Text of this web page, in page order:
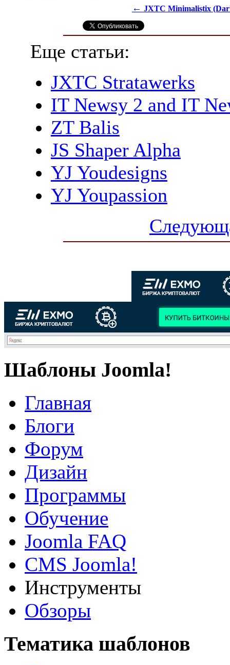
← JXTC Minimalistix
Еще статьи:
JXTC Stratawerks
IT Newsy 2 and IT
ZT Balis
JS Shaper Alpha
YJ Youdesigns
YJ Youpassion
Шаблоны Joomla!
Главная
Блоги
Форум
Дизайн
Программы
Обучение
Joomla FAQ
CMS Joomla!
Инструменты
Обзоры
Тематика шаблонов